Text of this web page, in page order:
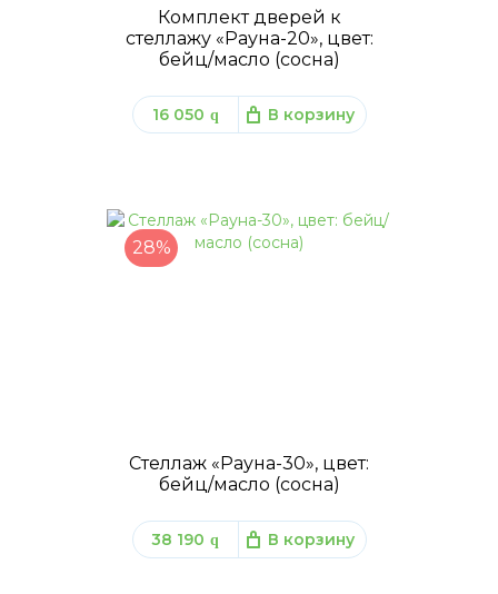
Комплект дверей к
стеллажу «Рауна-20», цвет:
бейц/масло (сосна)
16 050 q В корзину
28%
Стеллаж «Рауна-30», цвет:
бейц/масло (сосна)
38 190 q В корзину